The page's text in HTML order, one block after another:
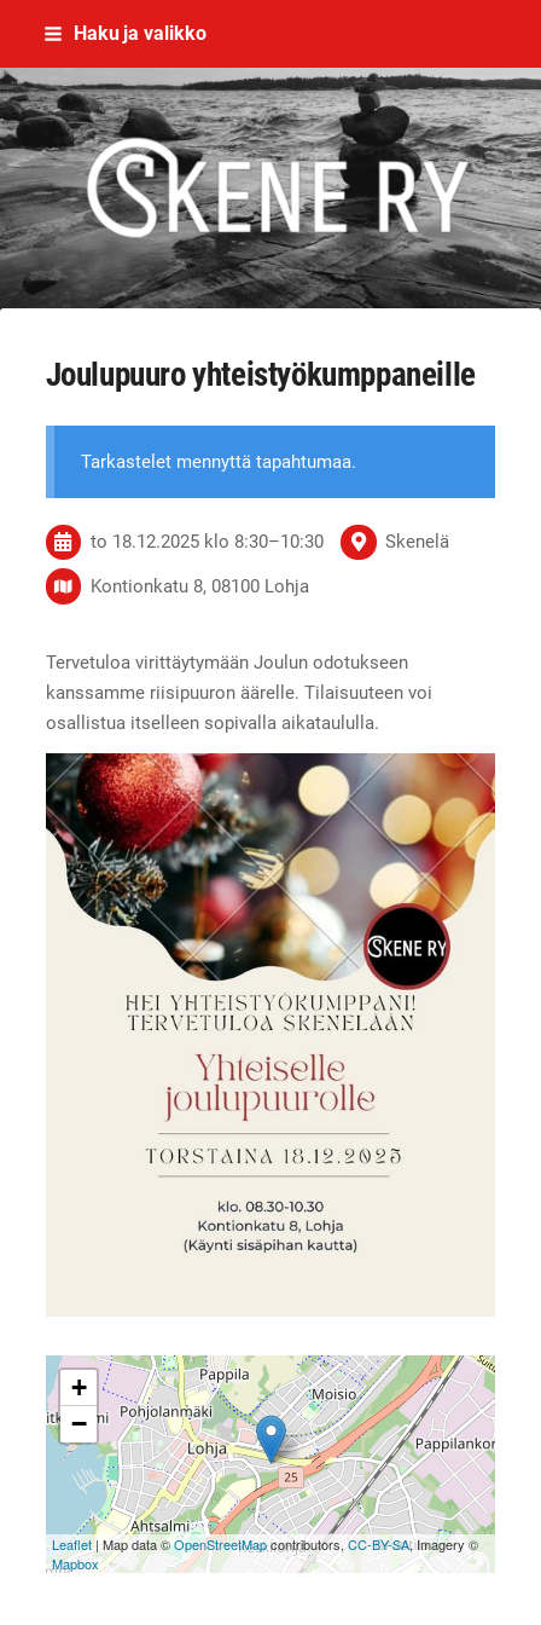
Siirry
sisältöön
Haku ja valikko
Skene - yhdessä rikoksettomaan
Joulupuuro yhteistyökumppaneille
Tarkastelet mennyttä tapahtumaa.
to 18.12.2025 klo 8:30–10:30 Skenelä
Kontionkatu 8, 08100 Lohja
Tervetuloa virittäytymään Joulun odotukseen
kanssamme riisipuuron äärelle. Tilaisuuteen voi
osallistua itselleen sopivalla aikataululla.
+
−
Leaflet| Map data ©OpenStreetMapcontributors,CC-BY-SA, Imagery ©
Mapbox